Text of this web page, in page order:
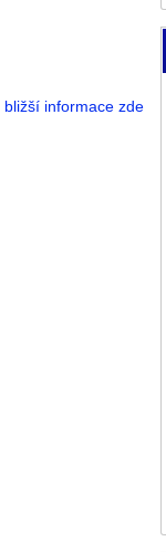
bližší informace zde